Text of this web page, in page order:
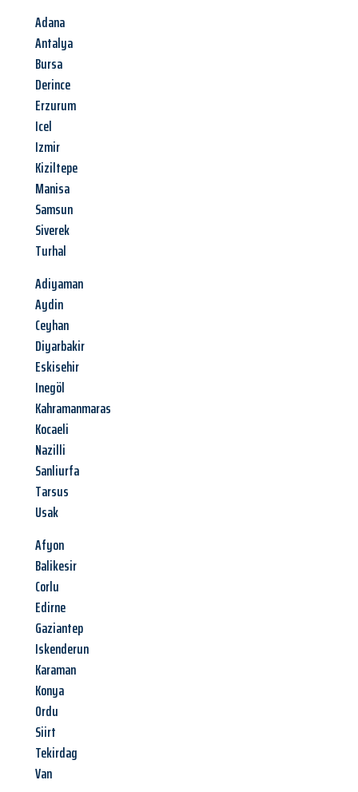
Adana
Antalya
Bursa
Derince
Erzurum
Icel
Izmir
Kiziltepe
Manisa
Samsun
Siverek
Turhal
Adiyaman
Aydin
Ceyhan
Diyarbakir
Eskisehir
Inegöl
Kahramanmaras
Kocaeli
Nazilli
Sanliurfa
Tarsus
Usak
Afyon
Balikesir
Corlu
Edirne
Gaziantep
Iskenderun
Karaman
Konya
Ordu
Siirt
Tekirdag
Van